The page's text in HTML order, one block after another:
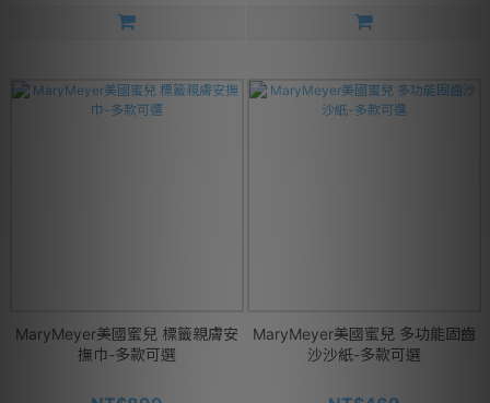
MaryMeyer美國蜜兒 標籤親膚安
撫巾-多款可選
MaryMeyer美國蜜兒 多功能固齒
沙沙紙-多款可選